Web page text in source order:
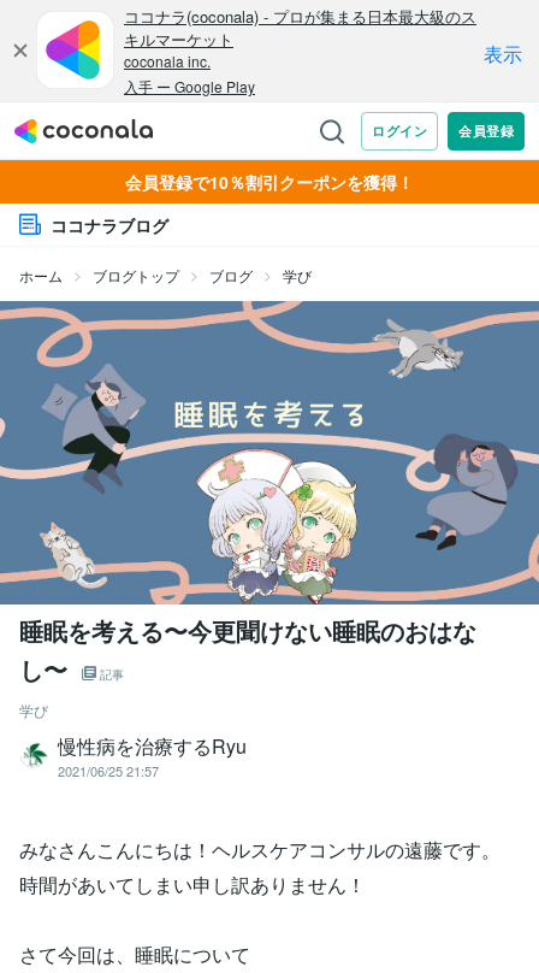
会員登録で10％割引クーポンを獲得！
ココナラブログ
ホーム ブログトップ ブログ 学び
睡眠を考える〜今更聞けない睡眠のおはな
し〜
記事
学び
慢性病を治療するRyu
2021/06/25 21:57
みなさんこんにちは！ヘルスケアコンサルの遠藤です。
時間があいてしまい申し訳ありません！
さて今回は、睡眠について